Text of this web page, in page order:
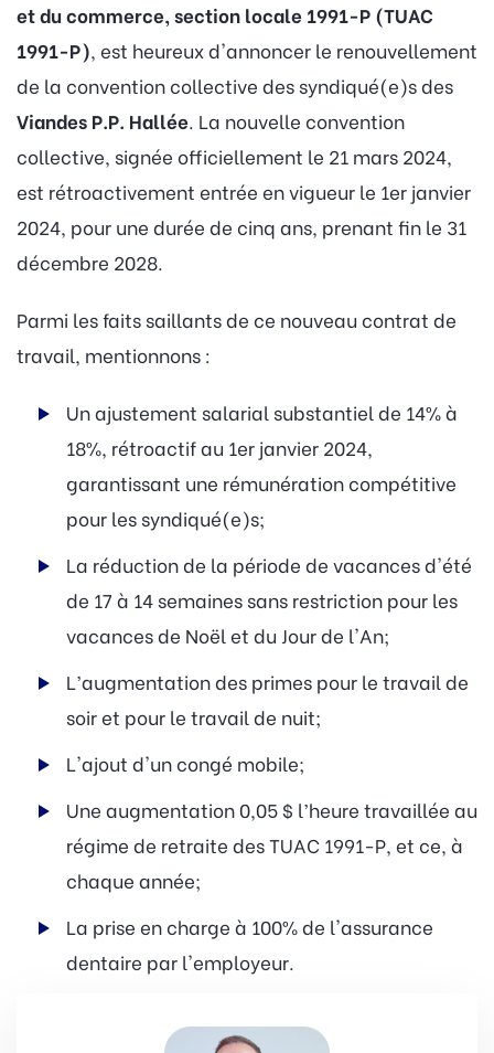
et du commerce, section locale 1991-P (TUAC
1991-P), est heureux d'annoncer le renouvellement
de la convention collective des syndiqué(e)s des
Viandes P.P. Hallée. La nouvelle convention
collective, signée officiellement le 21 mars 2024,
est rétroactivement entrée en vigueur le 1er janvier
2024, pour une durée de cinq ans, prenant fin le 31
décembre 2028.
Parmi les faits saillants de ce nouveau contrat de
travail, mentionnons :
Un ajustement salarial substantiel de 14% à
18%, rétroactif au 1er janvier 2024,
garantissant une rémunération compétitive
pour les syndiqué(e)s;
La réduction de la période de vacances d'été
de 17 à 14 semaines sans restriction pour les
vacances de Noël et du Jour de l'An;
L’augmentation des primes pour le travail de
soir et pour le travail de nuit;
L'ajout d'un congé mobile;
Une augmentation 0,05 $ l’heure travaillée au
régime de retraite des TUAC 1991-P, et ce, à
chaque année;
La prise en charge à 100% de l'assurance
dentaire par l'employeur.